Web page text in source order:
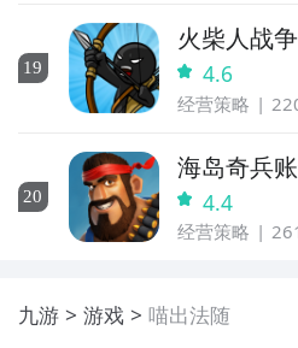
19
火柴人战
4.6
经营策略
20
海岛奇兵
具 4.4
经营策略
九游 游戏 喵出法随